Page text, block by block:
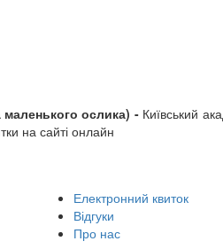
ослика) - Київський
на сайті онлайн
Електронний квиток
Відгуки
Про нас